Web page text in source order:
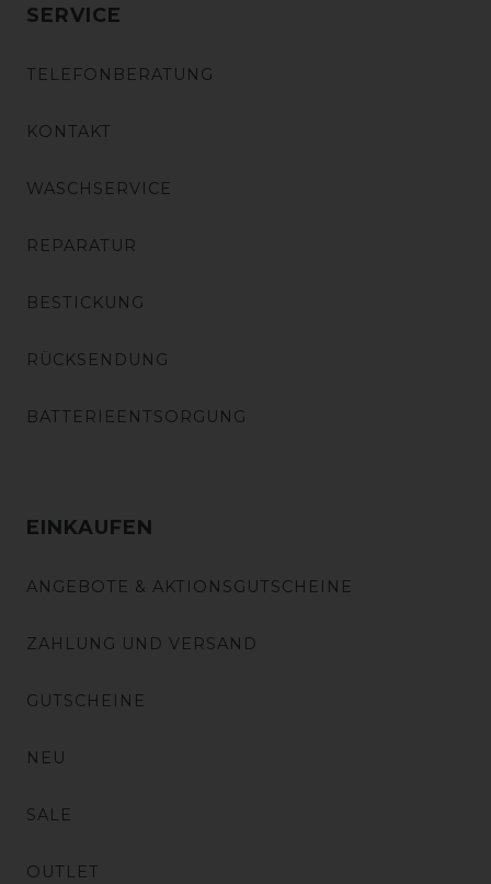
SERVICE
TELEFONBERATUNG
KONTAKT
WASCHSERVICE
REPARATUR
BESTICKUNG
RÜCKSENDUNG
BATTERIEENTSORGUNG
EINKAUFEN
ANGEBOTE & AKTIONSGUTSCHEINE
ZAHLUNG UND VERSAND
GUTSCHEINE
NEU
SALE
OUTLET